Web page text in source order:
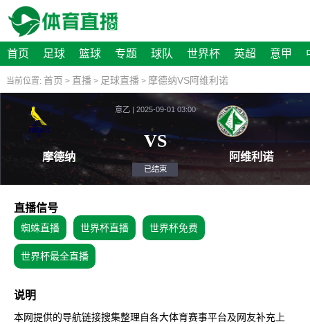
首页 足球 篮球 专题 球队 世界杯 英超 意甲
当前位置: 首页 > 直播> 足球直播> 摩德纳VS阿维利诺
意乙 | 2025-09-01 03:00
VS
直播信号
蜘蛛直播 世界杯直播 世界杯免费
世界杯最全直播
说明
本网提供的导航链接搜集整理自各大体育赛事平台及网友补充上